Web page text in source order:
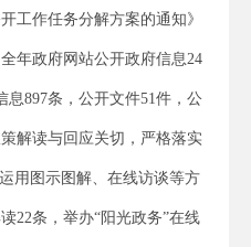
工作任务分解方案的通知》
年政府网站公开政府信息24
息897条，公开文件51件，公
解读与回应关切，严格落实
用图示图解、在线访谈等方
22条，举办“阳光政务”在线